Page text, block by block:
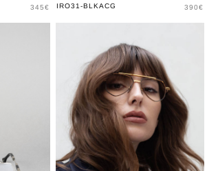
Prix
345€ IRO31-BLKACG Prix
390€